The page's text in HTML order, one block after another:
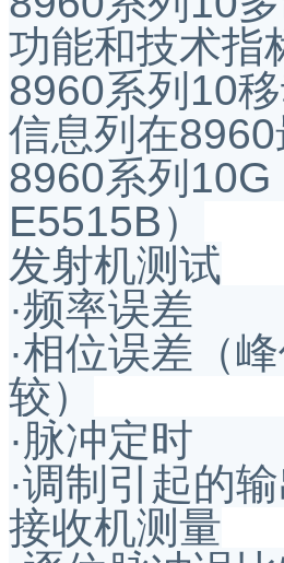
功能和技术指
8960系列10
信息列在
8960系列
E5515B）
发射机测试
·频率误
·相位误差（
较）
·脉冲定
·调制引起的
接收机测量